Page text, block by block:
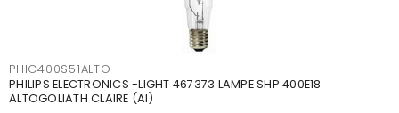
PHIC400S51ALTO
PHILIPS ELECTRONICS -LIGHT 467373 LAMPE SHP 400E18
ALTOGOLIATH CLAIRE (AI)